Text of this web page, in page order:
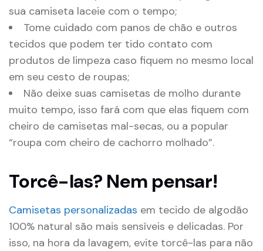
sua camiseta laceie com o tempo;
Tome cuidado com panos de chão e outros
tecidos que podem ter tido contato com
produtos de limpeza caso fiquem no mesmo local
em seu cesto de roupas;
Não deixe suas camisetas de molho durante
muito tempo, isso fará com que elas fiquem com
cheiro de camisetas mal-secas, ou a popular
“roupa com cheiro de cachorro molhado”.
Torcê-las? Nem pensar!
Camisetas personalizadas em tecido de algodão
100% natural são mais sensíveis e delicadas. Por
isso, na hora da lavagem, evite torcê-las para não